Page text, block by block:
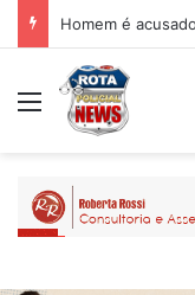
Menu